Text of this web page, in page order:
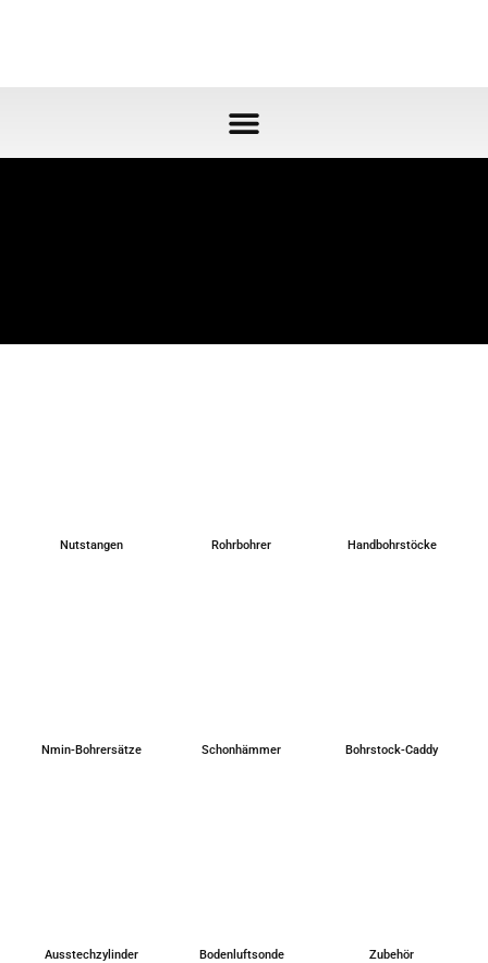
Nut­stan­gen Rohr­boh­rer Hand­bohr­stö­cke
Nmin-Bohrersät­ze Schon­häm­mer Bohr­stock-Caddy
Aus­stech­zy­lin­der Boden­luft­son­de Zube­hör